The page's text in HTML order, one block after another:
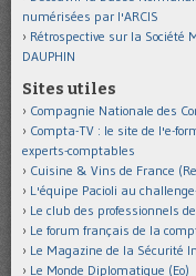
numérisées par l'ARCIS
Rétrospective sur la Société
DAUPHIN
Sites utiles
Compagnie Nationale des
Compta-TV : le site de l'e-
experts-comptables
Cuisine & Vins de France
L'équipe Pacioli au
Le club des professionnels
Le forum français de la
Le Magazine de la Sécurité
Le Monde Diplomatique (Eo)